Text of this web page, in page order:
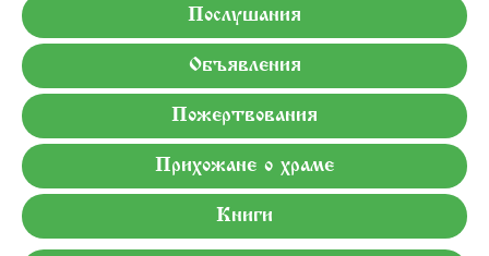
Послушания
Объявления
Пожертвования
Прихожане о храме
Книги